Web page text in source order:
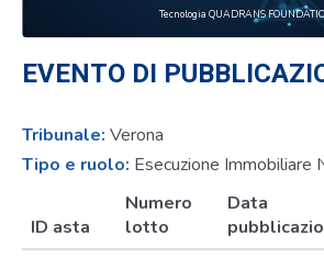
Tecnologia QUADRANS
EVENTO DI
Tribunale: Verona
Tipo e ruolo: Esecuzione
ID asta
Numero
lotto
Data